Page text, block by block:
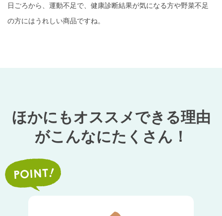
日ごろから、運動不足で、健康診断結果が気になる方や野菜不足
の方にはうれしい商品ですね。
ほかにもオススメできる理由
がこんなにたくさん！